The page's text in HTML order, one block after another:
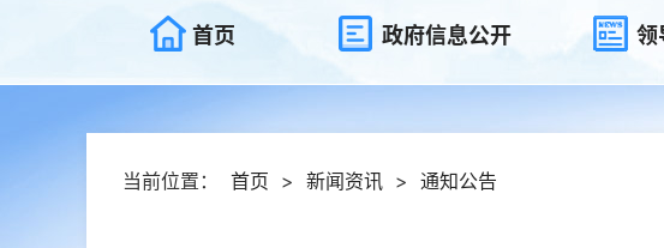
首页 政府信息公开 领
当前位置： 首页 > 新闻资讯 > 通知公告